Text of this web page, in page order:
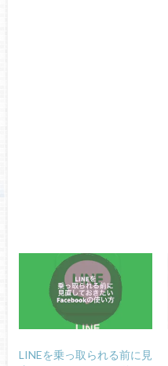
LINEを乗っ取られる前に見